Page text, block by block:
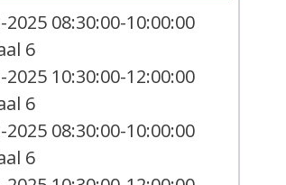
2025 08:30:00-10:00:00
6
2025 10:30:00-12:00:00
6
2025 08:30:00-10:00:00
6